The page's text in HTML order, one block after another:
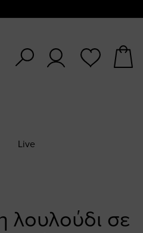
Live
λουλούδι σε